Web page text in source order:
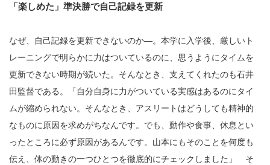
「楽しめた」準決勝で自己記録を更新
なぜ、自己記録を更新できないのか―。本学に入学後、厳しいト
レーニングで明らかに力はついているのに、思うようにタイムを
更新できない時期が続いた。そんなとき、支えてくれたのも石井
田監督である。「自分自身に力がついている実感はあるのにタイ
ムが縮められない。そんなとき、アスリートはどうしても精神的
なものに原因を求めがちなんです。でも、動作や食事、休息とい
ったところに必ず原因があるんです。山本にもそのことを何度も
伝え、体の動きの一つひとつを徹底的にチェックしました」 そ